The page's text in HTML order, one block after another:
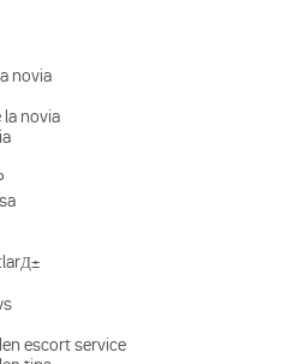
novia
la novia
escort service